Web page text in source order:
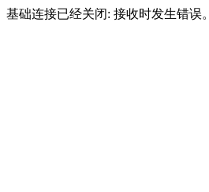
基础连接已经关闭: 接收时发生错误。